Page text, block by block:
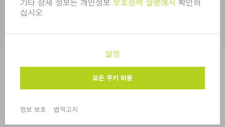
한국트럼프 판매 표준 이용 약관